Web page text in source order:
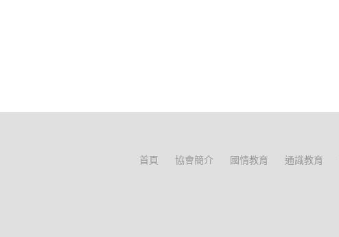
首頁 協會簡介 國情教育 通識教育